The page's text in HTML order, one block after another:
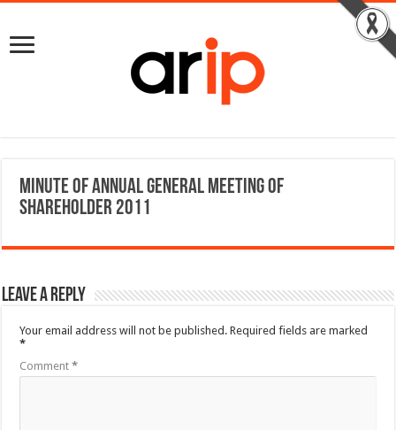
Minute of Annual General Meeting of
Shareholder 2011
Leave a Reply
Your email address will not be published. Required fields are marked
*
Comment*